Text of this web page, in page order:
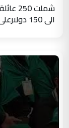
الى 150 دولارعلى كل عائلة في "حارة صيدا"